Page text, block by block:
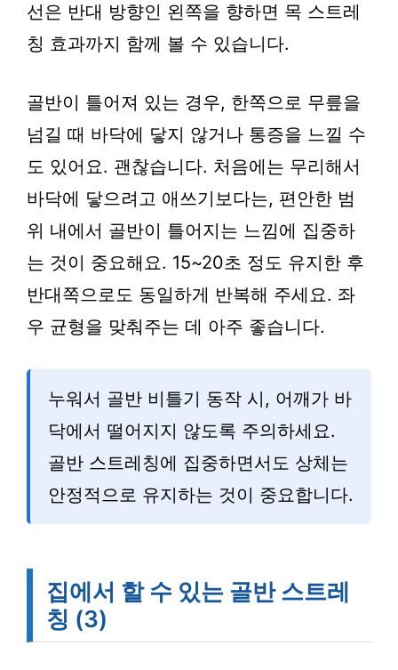
선은 반대 방향인 왼쪽을 향하면 목 스트레
칭 효과까지 함께 볼 수 있습니다.
골반이 틀어져 있는 경우, 한쪽으로 무릎을
넘길 때 바닥에 닿지 않거나 통증을 느낄 수
도 있어요. 괜찮습니다. 처음에는 무리해서
바닥에 닿으려고 애쓰기보다는, 편안한 범
위 내에서 골반이 틀어지는 느낌에 집중하
는 것이 중요해요. 15~20초 정도 유지한 후
반대쪽으로도 동일하게 반복해 주세요. 좌
우 균형을 맞춰주는 데 아주 좋습니다.
누워서 골반 비틀기 동작 시, 어깨가 바
닥에서 떨어지지 않도록 주의하세요.
골반 스트레칭에 집중하면서도 상체는
안정적으로 유지하는 것이 중요합니다.
집에서 할 수 있는 골반 스트레
칭 (3)